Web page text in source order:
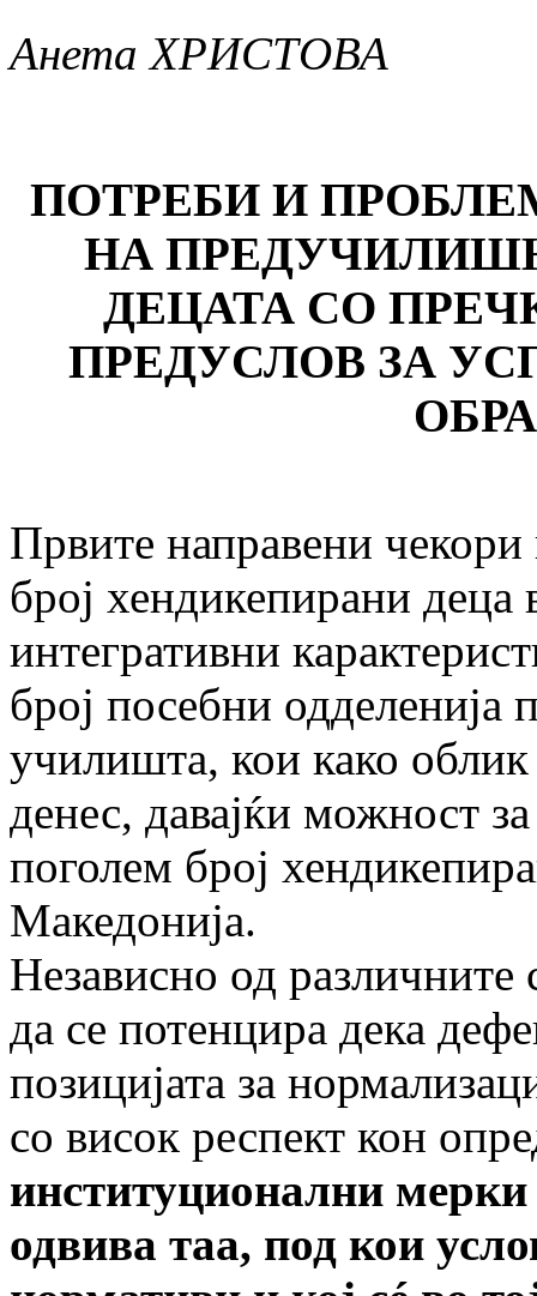
Анета ХРИСТОВА
ПОТРЕБИ И
НА
ДЕЦАТА СО
ПРЕДУСЛОВ ЗА
Првите направени
број хендикепирани
интегративни
број посебни одделенија
училишта, кои како облик
денес, давајќи можност
поголем број
Македонија.
Независно од
да се потенцира дека
позицијата за
со висок респект кон
институционални мерки
одвива таа, под кои